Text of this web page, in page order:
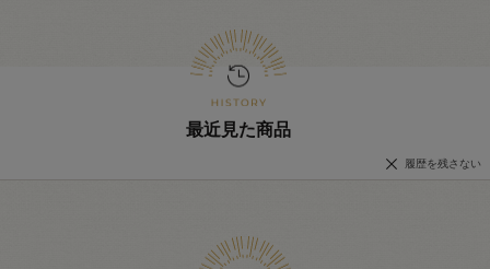
最近見た商品
履歴を残さない